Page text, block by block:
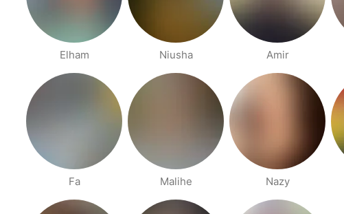
Elham Niusha Amir
Fa Malihe Nazy